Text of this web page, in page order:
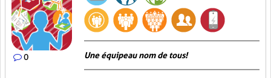
0 Une équipe au nom de tous!